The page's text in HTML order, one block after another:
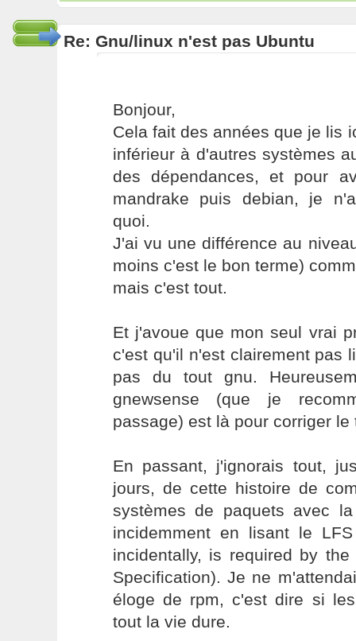
Re: Gnu/linux n'est pas Ubuntu
Bonjour,
Cela fait des années que je lis
inférieur à d'autres systèmes
des dépendances, et pour
mandrake puis debian, je
quoi.
J'ai vu une différence au
moins c'est le bon terme)
mais c'est tout.
Et j'avoue que mon seul vrai
c'est qu'il n'est clairement pas
pas du tout gnu.
gnewsense (que je
passage) est là pour corriger le
En passant, j'ignorais tout,
jours, de cette histoire de
systèmes de paquets avec
incidemment en lisant le
incidentally, is required by
Specification). Je ne
éloge de rpm, c'est dire si
tout la vie dure.